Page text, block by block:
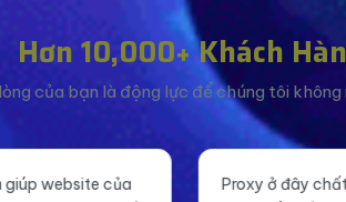
Hơn 10,000+ Khách
của bạn là động lực để chúng tôi
ở đây chất lượng, tốc độ nhanh, ổn